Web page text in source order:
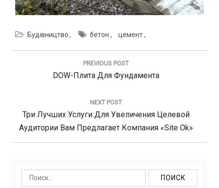
Будівництво бетон цемент
Навигация
PREVIOUS POST
Previous
DOW-Плита Для Фундамента
NEXT POST
Next
Post:
Три Лучших Услуги Для Увеличения Целевой
Аудитории Вам Предлагает Компания «Site Ok»
Найти: